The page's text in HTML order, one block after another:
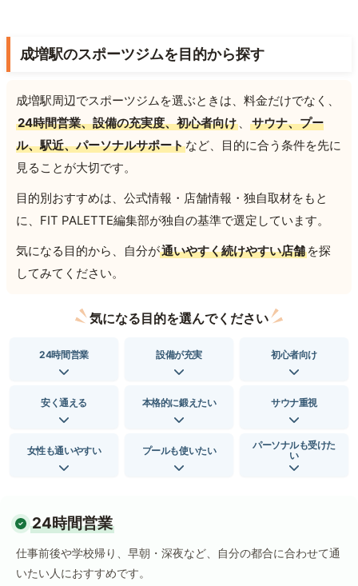
成増駅のスポーツジムを目的から探す
成増駅周辺でスポーツジムを選ぶときは、料金だけでなく、
24時間営業、設備の充実度、初心者向け 、
サウナ、プー
ル、駅近、パーソナルサポートなど、目的に合う条件を先に
見ることが大切です。
目的別おすすめは、公式情報・店舗情報・独自取材をもと
に、FIT PALETTE編集部が独自の基準で選定しています。
気になる目的から、自分が通いやすく続けやすい店舗 を探
してみてください。
気になる目的を選んでください
24時間営業 設備が充実 初心者向け
安く通える 本格的に鍛えたい サウナ重視
女性も通いやすい プールも使いたい
パーソナルも受けた
い
24時間営業
仕事前後や学校帰り、早朝・深夜など、自分の都合に合わせて通
いたい人におすすめです。